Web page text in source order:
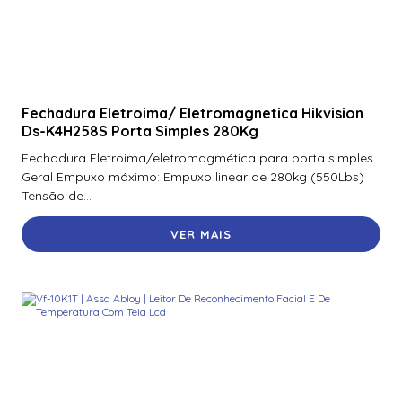
900Ntnnek00000 | Assa Abloy | Leitor de Proximidade HId
Iclass se R10 900Ntnnek00000
900Pbnnek20000 | Assa Abloy | Leitor De Proximidade
Rp10
900Pmntekma003 | Assa Abloy | Leitor De Proximidade
Rp10
900Psnnek20000 | Assa Abloy | Leitor De Proximidade
Rp10
Fechadura Eletroima/ Eletromagnetica Hikvision
Ds-K4H258S Porta Simples 280Kg
Fechadura Eletroima/eletromagmética para porta simples
Geral Empuxo máximo: Empuxo linear de 280kg (550Lbs)
Tensão de...
VER MAIS